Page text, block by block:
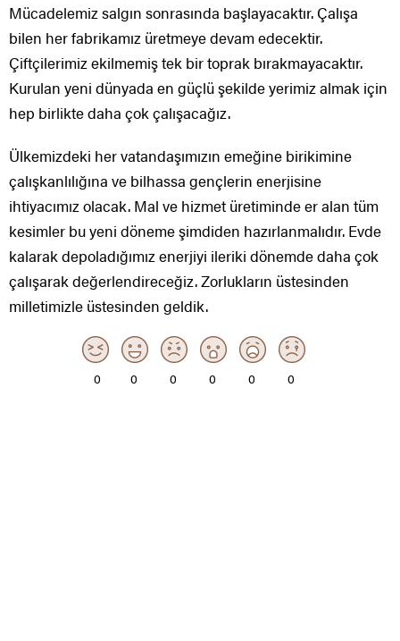
Mücadelemiz salgın sonrasında başlayacaktır. Çalışa
bilen her fabrikamız üretmeye devam edecektir.
Çiftçilerimiz ekilmemiş tek bir toprak bırakmayacaktır.
Kurulan yeni dünyada en güçlü şekilde yerimiz almak için
hep birlikte daha çok çalışacağız.
Ülkemizdeki her vatandaşımızın emeğine birikimine
çalışkanlılığına ve bilhassa gençlerin enerjisine
ihtiyacımız olacak. Mal ve hizmet üretiminde er alan tüm
kesimler bu yeni döneme şimdiden hazırlanmalıdır. Evde
kalarak depoladığımız enerjiyi ileriki dönemde daha çok
çalışarak değerlendireceğiz. Zorlukların üstesinden
milletimizle üstesinden geldik.
0 0 0 0 0 0